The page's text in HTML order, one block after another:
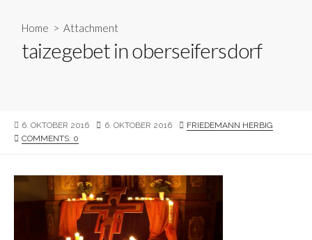
Home > Attachment
taizegebet in oberseifersdorf
PUBLISHED
DATE
6. OKTOBER 2016
LAST
6. OKTOBER 2016 AUTHOR
FRIEDEMANN HERBIG
COMMENTS: 0